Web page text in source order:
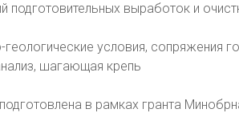
подготовительных выработок и
геологические условия, сопряжения
шагающая крепь
в рамках гранта